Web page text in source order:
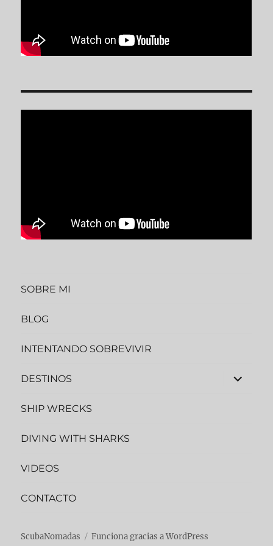
SOBRE MI
BLOG
INTENTANDO SOBREVIVIR
DESTINOS
expande
SHIP WRECKS
DIVING WITH SHARKS
VIDEOS
CONTACTO
ScubaNomadas Funciona gracias a WordPress